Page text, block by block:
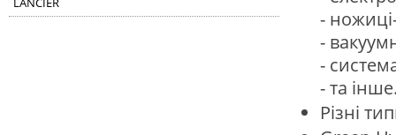
LANCIER
-
-
-
- та
Різні